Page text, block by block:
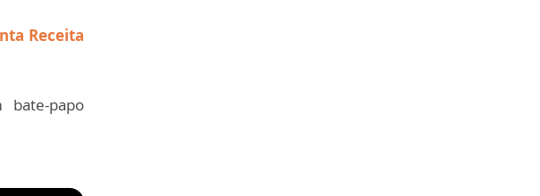
Receita
papo